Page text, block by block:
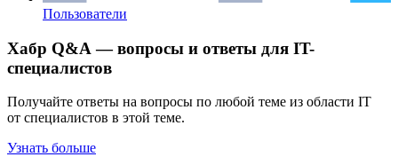
Пользователи
Хабр Q&A — вопросы и ответы для IT-
специалистов
Получайте ответы на вопросы по любой теме из области IT
от специалистов в этой теме.
Узнать больше